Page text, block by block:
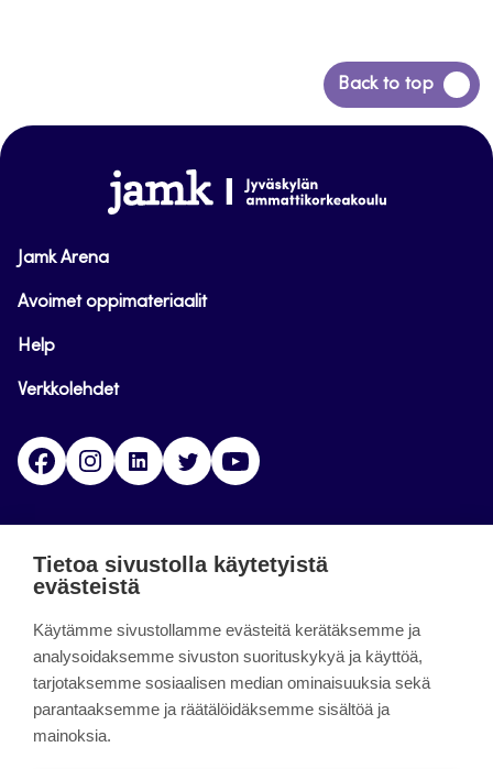
Back to top
Siirry
takaisin
www.jamk.fi
Jamk Arena
Avoimet oppimateriaalit
Help
Verkkolehdet
FacebookInstagramLinkedinTwitter
päättynyt 11.9.2023.
About the site
Käyttöehdot
Tietoa sivustolla käytetyistä
evästeistä
Käytämme sivustollamme evästeitä kerätäksemme ja
analysoidaksemme sivuston suorituskykyä ja käyttöä,
tarjotaksemme sosiaalisen median ominaisuuksia sekä
parantaaksemme ja räätälöidäksemme sisältöä ja
mainoksia.